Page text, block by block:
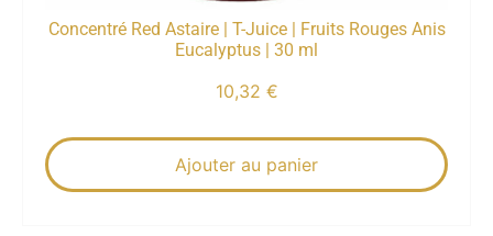
Concentré Red Astaire | T-Juice | Fruits Rouges Anis
Eucalyptus | 30 ml
10,32 €
Ajouter au panier